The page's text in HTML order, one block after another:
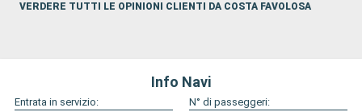
VERDERE TUTTI LE OPINIONI CLIENTI DA COSTA FAVOLOSA
Info Navi
Entrata in servizio:
N° di passeggeri: